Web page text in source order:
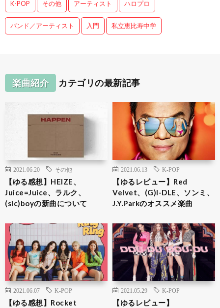
K-POP その他 アーティスト ハロプロ
バンド／アーティスト 入門 私立恵比寿中学
楽曲紹介 カテゴリの最新記事
2021.06.20 その他
【ゆる感想】HEIZE、
Juice=Juice、ラルク、
(sic)boyの新曲について
2021.06.13 K-POP
【ゆるレビュー】Red
Velvet、(G)I-DLE、ソンミ、
J.Y.Parkのオススメ楽曲
2021.06.07 K-POP
【ゆる感想】Rocket
2021.05.29 K-POP
【ゆるレビュー】